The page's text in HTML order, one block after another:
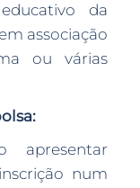
da
associação
ou várias
apresentar
num